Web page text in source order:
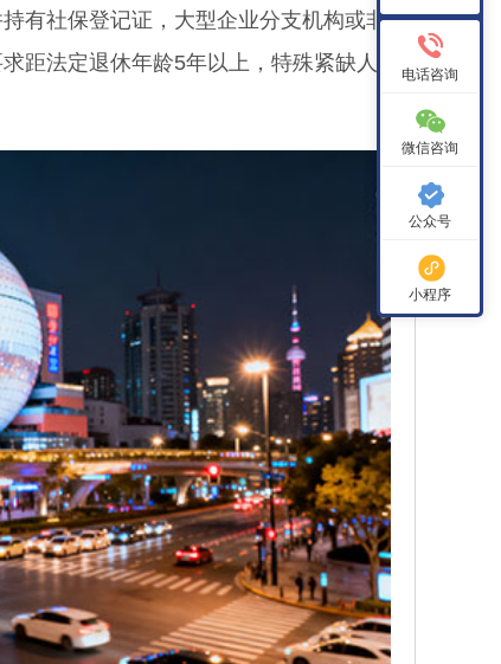
有社保登记证，大型企业分支机构或非
距法定退休年龄5年以上，特殊紧缺人
电话咨询
微信咨询
公众号
小程序